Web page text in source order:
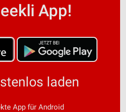
App!
laden
App für Android